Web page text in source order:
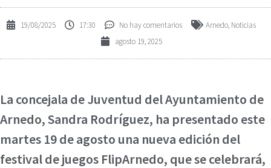
19/08/2025 17:30 No hay comentarios Arnedo, Noticias
agosto 19, 2025
La concejala de Juventud del Ayuntamiento de
Arnedo, Sandra Rodríguez, ha presentado este
martes 19 de agosto una nueva edición del
festival de juegos FlipArnedo, que se celebrará,